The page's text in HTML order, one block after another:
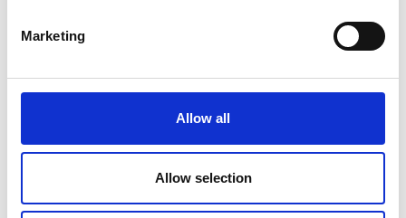
Marketing
Allow all
Allow selection